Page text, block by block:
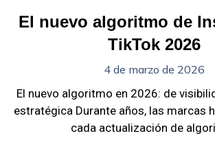
El nuevo algoritmo de
TikTok 2026
4 de marzo de 2026
El nuevo algoritmo en 2026: de
estratégica Durante años, las marcas
cada actualización de